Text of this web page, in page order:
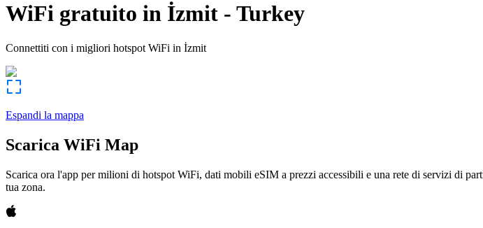
WiFi gratuito in İzmit - Turkey
Connettiti con i migliori hotspot WiFi in İzmit
Espandi la mappa
Scarica WiFi Map
Scarica ora l'app per milioni di hotspot WiFi, dati mobili eSIM a prezzi accessibili e una rete di servizi di
tua zona.